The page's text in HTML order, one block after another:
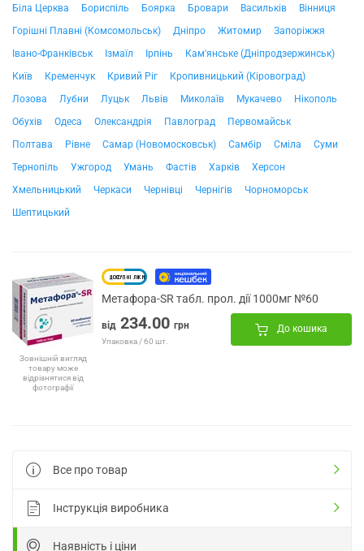
Біла Церква Бориспіль Боярка Бровари Васильків
Вінниця
Горішні Плавні (Комсомольськ)
Дніпро Житомир
Запоріжжя
Івано-Франківськ
Ізмаїл Ірпінь
Кам'янське (Дніпродзержинськ)
Київ
Кременчук Кривий Ріг
Кропивницький (Кіровоград)
Лозова
Лубни Луцьк Львів Миколаїв Мукачево
Нікополь
Обухів
Одеса Олександрія Павлоград
Первомайськ
Полтава
Рівне Самар (Новомосковськ) Самбір Сміла
Суми
Тернопіль
Ужгород Умань Фастів Харків
Херсон
Хмельницький
Черкаси Чернівці Чернігів
Чорноморськ
Шептицький
Зовнішній вигляд
товару може
відрізнятися від
фотографії
Метафора-SR табл. прол. дії 1000мг №60
від 234.00 грн
Упаковка / 60 шт.
До кошика
Все про товар
Інструкція виробника
Наявність і ціни